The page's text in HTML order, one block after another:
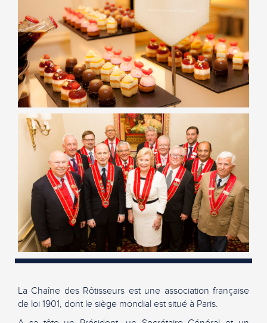
La Chaîne des Rôtisseurs est une association française
de loi 1901, dont le siège mondial est situé à Paris.